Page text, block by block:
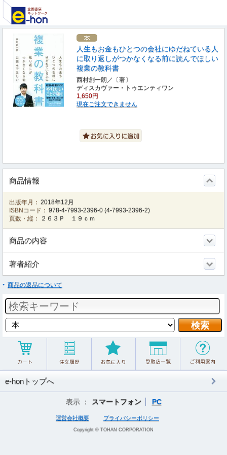
人生もお金もひとつの会社にゆだねている人
に取り返しがつかなくなる前に読んでほしい
複業の教科書
西村創一朗／〔著〕
ディスカヴァー・トゥエンティワン
1,650円
現在ご注文できません
商品情報
出版年月： 2018年12月
ISBNコード： 978-4-7993-2396-0 (4-7993-2396-2)
頁数・縦：
２６３Ｐ １９ｃｍ
商品の内容
著者紹介
商品の返品について
e-honトップへ
表示 ： スマートフォン PC
運営会社概要 プライバシーポリシー
Copyright © TOHAN CORPORATION